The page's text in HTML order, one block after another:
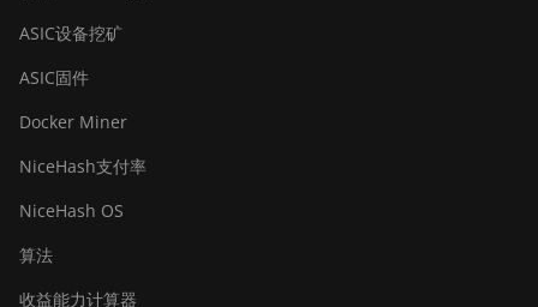
ASIC设备挖矿
ASIC固件
Docker Miner
NiceHash支付率
NiceHash OS
算法
收益能力计算器